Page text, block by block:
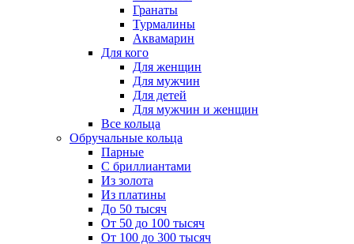
Гранаты
Турмалины
Аквамарин
Для кого
Для женщин
Для мужчин
Для детей
Для мужчин и женщин
Все кольца
Обручальные кольца
Парные
С бриллиантами
Из золота
Из платины
До 50 тысяч
От 50 до 100 тысяч
От 100 до 300 тысяч